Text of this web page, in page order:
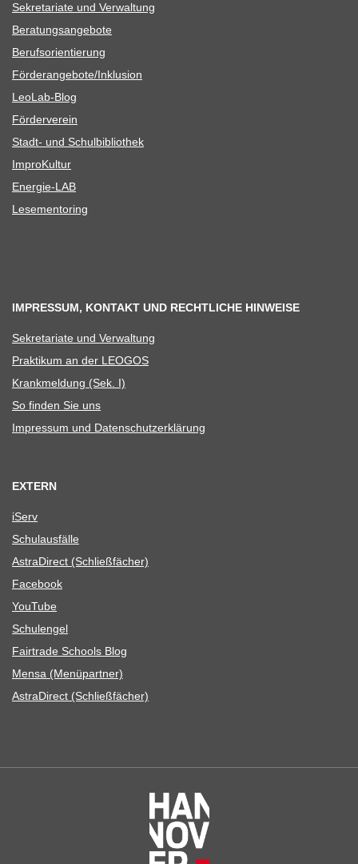
Sekre­ta­riate und Verwaltung
Bera­tungs­an­ge­bote
Berufs­ori­en­tie­rung
Förderangebote/​​Inklusion
Leo­Lab-Blog
För­der­ver­ein
Stadt- und Schulbibliothek
Impro­Kul­tur
Ener­­gie-LAB
Lese­men­to­ring
IMPRESSUM, KONTAKT UND RECHTLICHE HINWEISE
Sekre­ta­riate und Verwaltung
Prak­ti­kum an der LEOGOS
Krank­mel­dung (Sek. I)
So fin­den Sie uns
Impres­sum und Datenschutzerklärung
EXTERN
iServ
Schul­aus­fälle
Astra­Di­rect (Schließ­fä­cher)
Face­book
You­Tube
Schul­en­gel
Fair­trade Schools Blog
Mensa (Menü­part­ner)
Astra­Di­rect (Schließ­fä­cher)